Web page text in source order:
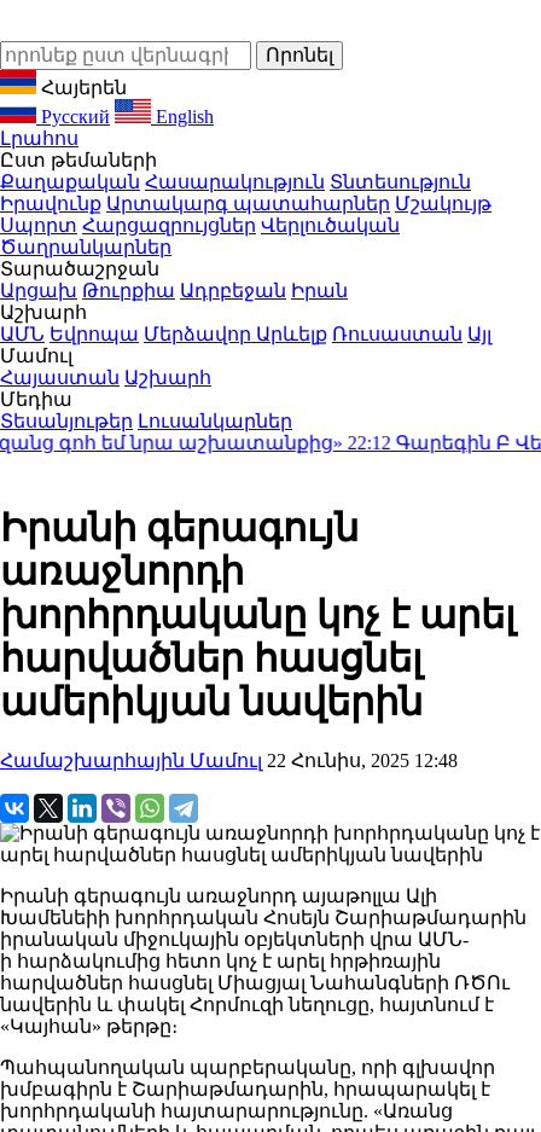
Հայերեն
Русский
English
Լրահոս
Ըստ թեմաների
Քաղաքական Հասարակություն Տնտեսություն
Իրավունք Արտակարգ պատահարներ Մշակույթ
Սպորտ Հարցազրույցներ Վերլուծական
Ծաղրանկարներ
Տարածաշրջան
Արցախ Թուրքիա Ադրբեջան Իրան
Աշխարհ
ԱՄՆ Եվրոպա Մերձավոր Արևելք Ռուսաստան Այլ
Մամուլ
Հայաստան Աշխարհ
Մեդիա
Տեսանյութեր Լուսանկարներ
եմ նրա աշխատանքից»22:12Գարեգին Բ
Իրանի գերագույն
առաջնորդի
խորհրդականը կոչ է արել
հարվածներ հասցնել
ամերիկյան նավերին
Համաշխարհային Մամուլ 22 Հունիս, 2025 12:48
Իրանի գերագույն առաջնորդ այաթոլլա Ալի
Խամենեիի խորհրդական Հոսեյն Շարիաթմադարին
իրանական միջուկային օբյեկտների վրա ԱՄՆ-
ի հարձակումից հետո կոչ է արել հրթիռային
հարվածներ հասցնել Միացյալ Նահանգների ՌԾՈւ
նավերին և փակել Հորմուզի նեղուցը, հայտնում է
«Կայհան» թերթը։
Պահպանողական պարբերականը, որի գլխավոր
խմբագիրն է Շարիաթմադարին, հրապարակել է
խորհրդականի հայտարարությունը. «Առանց